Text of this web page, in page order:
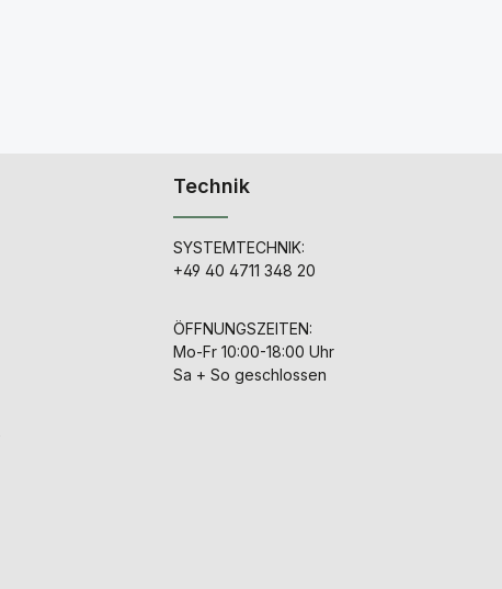
Technik
SYSTEMTECHNIK:
+49 40 4711 348 20
ÖFFNUNGSZEITEN:
Mo-Fr 10:00-18:00 Uhr
Sa + So geschlossen